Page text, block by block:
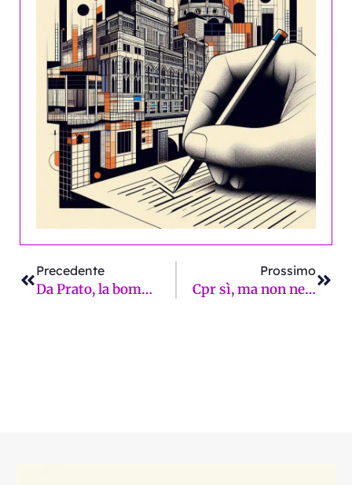
Precedente
Da Prato, la bomba di Targetti: “Biffoni? Ineleggibile. Leggi e sentenze parlano chiaro”
Prossimo
Cpr sì, ma non nel mio cortile